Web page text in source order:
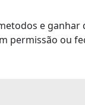
e
permissão ou